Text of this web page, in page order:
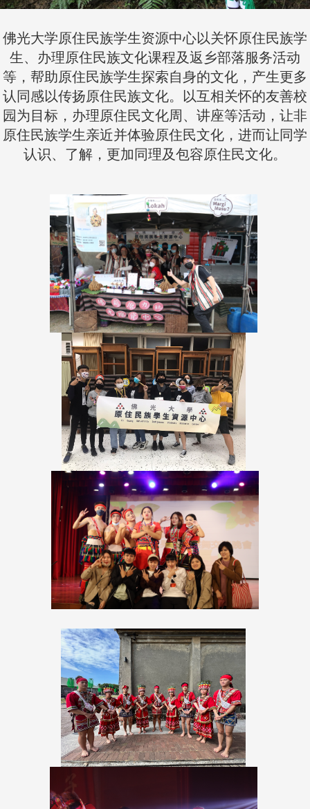
佛光大学原住民族学生资源中心以关怀原住民族学
生、办理原住民族文化课程及返乡部落服务活动
等，帮助原住民族学生探索自身的文化，产生更多
认同感以传扬原住民族文化。以互相关怀的友善校
园为目标，办理原住民文化周、讲座等活动，让非
原住民族学生亲近并体验原住民文化，进而让同学
认识、了解，更加同理及包容原住民文化。